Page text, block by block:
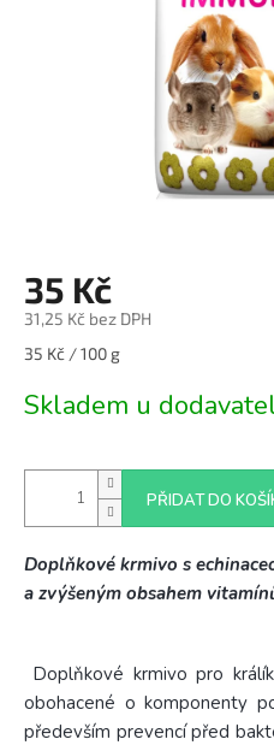
35 Kč
31,25 Kč bez DPH
Měrná
35 Kč / 100 g
Skladem u
PŘIDAT DO
Doplňkové krmivo s
a zvýšeným obsahem
Doplňkové krmivo pro
obohacené o komponenty
především prevencí před